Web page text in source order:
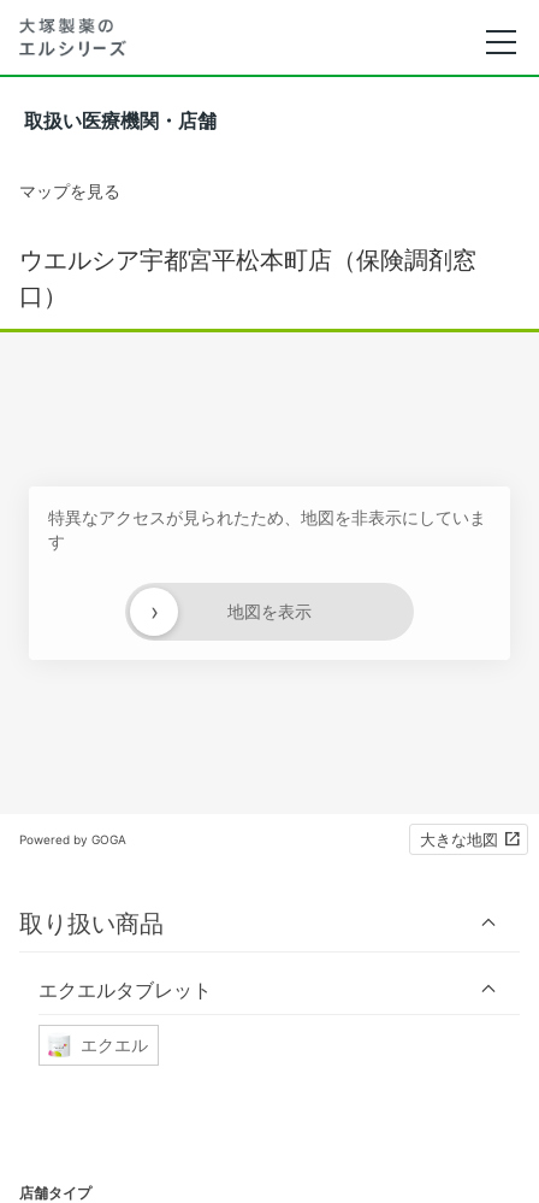
取扱い医療機関・店舗
マップを見る
ウエルシア宇都宮平松本町店（保険調剤窓
口）
特異なアクセスが見られたため、地図を非表示にしていま
す
地図を表示
›
Powered by GOGA 大きな地図
取り扱い商品
エクエルタブレット
エクエル
店舗タイプ